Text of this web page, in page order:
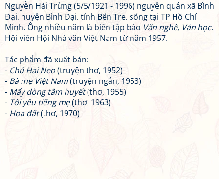
Nguyễn Hải Trừng (5/5/1921 - 1996) nguyên quán xã Bình
Đại, huyện Bình Đại, tỉnh Bến Tre, sống tại TP Hồ Chí
Minh. Ông nhiều năm là biên tập báo Văn nghệ, Văn học.
Hội viên Hội Nhà văn Việt Nam từ năm 1957.
Tác phẩm đã xuất bản:
- Chú Hai Neo(truyện thơ, 1952)
- Bà mẹ Việt Nam(truyện ngắn, 1953)
- Mấy dòng tâm huyết(thơ, 1955)
- Tôi yêu tiếng mẹ(thơ, 1963)
- Hoa đất(thơ, 1970)